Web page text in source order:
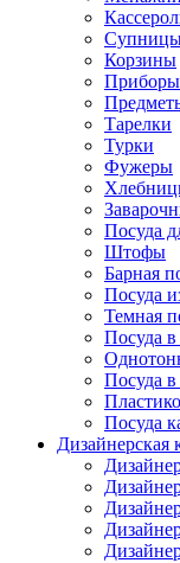
Корзины
Приборы
Тарелки
Турки
Фужеры
Посуда
Штофы
Барная
Посуда
Темная
Посуда в
Посуда в
Посуда
Дизайнерская